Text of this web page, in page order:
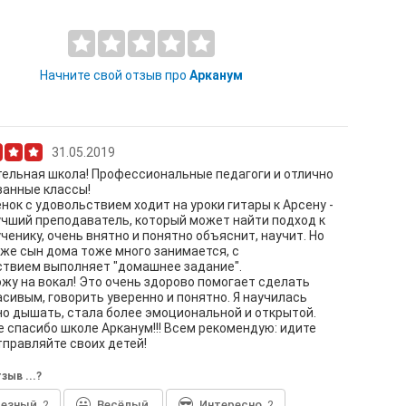
Начните свой отзыв про Арканум
31.05.2019
школа! Профессиональные педагоги и отлично
классы!
с удовольствием ходит на уроки гитары к Арсену -
преподаватель, который может найти подход к
очень внятно и понятно объяснит, научит. Но
сын дома тоже много занимается, с
выполняет "домашнее задание".
на вокал! Это очень здорово помогает сделать
говорить уверенно и понятно. Я научилась
дышать, стала более эмоциональной и открытой.
спасибо школе Арканум!!! Всем рекомендую: идите
своих детей!
...?